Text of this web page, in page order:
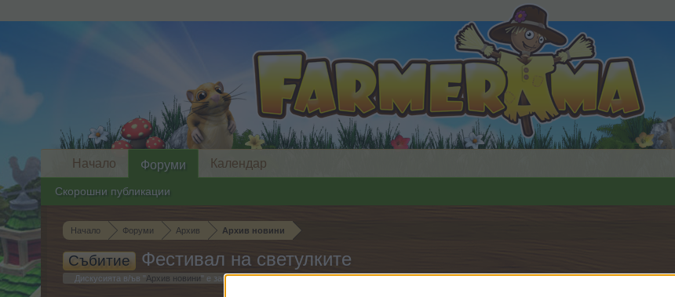
Начало Форуми Архив Архив новини
Събитие Фестивал на светулките
Дискусията в/ъв " Архив новини " е започната отmushnu4kaна4.2.26.
Начало Форуми
Скорошни публикации
Календар